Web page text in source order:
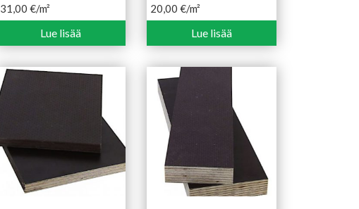
31,00 €/m²
Lue lisää
20,00€/m²
Lue lisää